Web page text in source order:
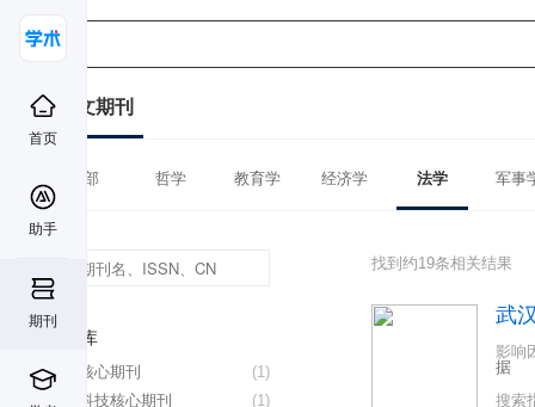
首页
助手
期刊
中文期刊
全部 哲学 教育学 经济学 法学 军事
数据库
(1)
北大核心期刊
(1)
中国科技核心期刊
找到约19条相关结果
武
影响
据
搜索